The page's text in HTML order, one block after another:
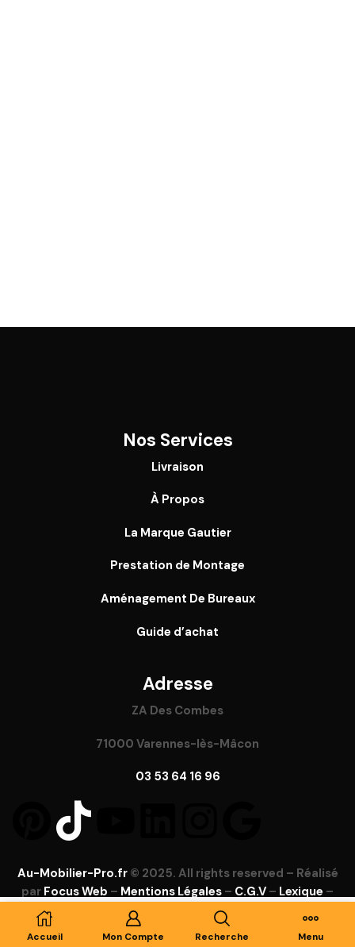
Nos Services
Livraison
À Propos
La Marque Gautier
Prestation de Montage
Aménagement De Bureaux
Guide d’achat
Adresse
ZA Des Combes
71000 Varennes-lès-Mâcon
03 53 64 16 96
Au-Mobilier-Pro.fr© 2025. All rights reserved – Réalisé
par Focus Web – Mentions Légales – C.G.V – Lexique –
Ajouter Au Panier
Accueil Mon Compte Recherche Menu